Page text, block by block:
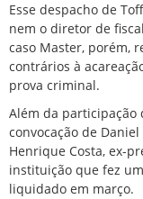
Esse despacho de
nem o diretor de
caso Master, porém,
contrários à
prova criminal.
Além da
convocação de
Henrique Costa, ex-
instituição que fez
liquidado em março.